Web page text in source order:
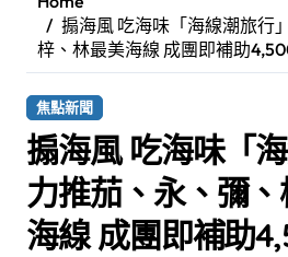
搧海風 吃海味「海線潮旅行
梓、林最美海線 成團即補助
焦點新聞
搧海風 吃海味「海
力推茄、永、彌
海線 成團即補助